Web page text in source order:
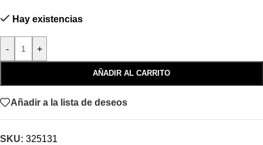
Hay existencias
- +
AÑADIR AL CARRITO
Añadir a la lista de deseos
SKU: 325131